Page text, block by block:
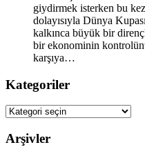
giydirmek isterken bu
dolayısıyla Dünya
kalkınca büyük bir
bir ekonominin
karşıya…
Kategoriler
Kategoriler
Arşivler